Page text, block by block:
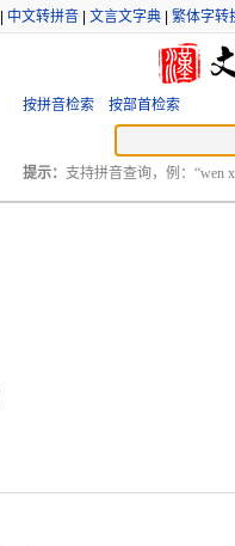
中文转拼音 文言文字典 繁体字转
按拼音检索 按部首检索
提示： 支持拼音查询，例：“wen